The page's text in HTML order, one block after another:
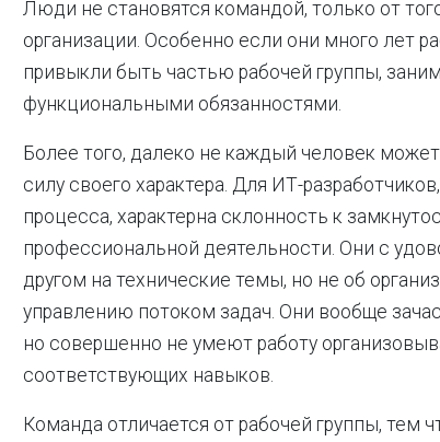
Люди не становятся командой, только от
организации. Особенно если они много лет
привыкли быть частью рабочей группы,
функциональными обязанностями.
Более того, далеко не каждый человек
силу своего характера. Для ИТ-
процесса, характерна склонность к
профессиональной деятельности. Они с
другом на технические темы, но не об
управлению потоком задач. Они вообще
но совершенно не умеют работу
соответствующих навыков.
Команда отличается от рабочей группы,